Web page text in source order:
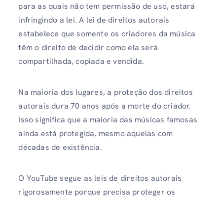
para as quais não tem permissão de uso, estará
infringindo a lei. A lei de direitos autorais
estabelece que somente os criadores da música
têm o direito de decidir como ela será
compartilhada, copiada e vendida.
Na maioria dos lugares, a proteção dos direitos
autorais dura 70 anos após a morte do criador.
Isso significa que a maioria das músicas famosas
ainda está protegida, mesmo aquelas com
décadas de existência.
O YouTube segue as leis de direitos autorais
rigorosamente porque precisa proteger os